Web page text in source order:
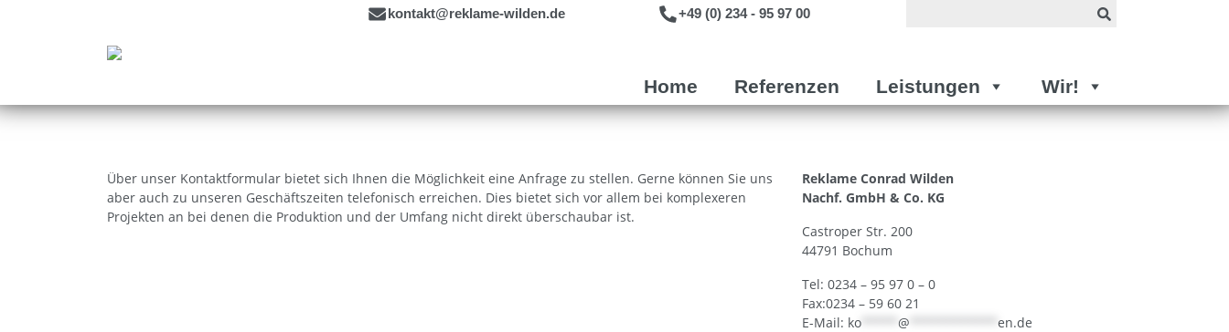
kontakt@reklame-wilden.de +49 (0) 234 - 95 97 00
Home Referenzen Leistungen Wir!
Über unser Kontaktformular bietet sich Ihnen die Möglichkeit eine Anfrage zu stellen. Gerne können Sie uns
aber auch zu unseren Geschäftszeiten telefonisch erreichen. Dies bietet sich vor allem bei komplexeren
Projekten an bei denen die Produktion und der Umfang nicht direkt überschaubar ist.
Reklame Conrad Wilden
Nachf. GmbH & Co. KG
Castroper Str. 200
44791 Bochum
Tel: 0234 – 95 97 0 – 0
Fax:0234 – 59 60 21
E-Mail: ko @ en.de